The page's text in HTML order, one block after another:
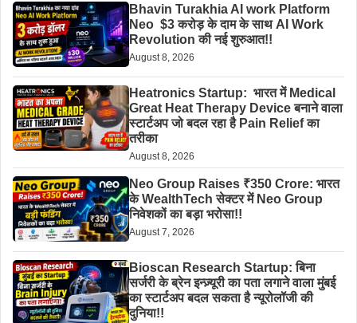
Bhavin Turakhia AI work Platform
Neo $3 करोड़ के दाम के साथ AI Work
Revolution की नई शुरुआत!!
August 8, 2026
Heatronics Startup: भारत में Medical
Great Heat Therapy Device बनाने वाला
स्टार्टअप जो बदल रहा है Pain Relief का
तरीका
August 8, 2026
Neo Group Raises ₹350 Crore: भारत
के WealthTech सेक्टर में Neo Group
निवेशकों का बड़ा भरोसा!!
August 7, 2026
Bioscan Research Startup: बिना
सर्जरी के ब्रेन इन्ज़्यूरी का पता लगाने वाला मुंबई
का स्टार्टअप बदल सकता है न्यूरोलॉजी की
दुनिया!!